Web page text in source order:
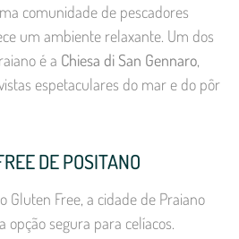
comunidade de pescadores
um ambiente relaxante. Um dos
é a Chiesa di San Gennaro,
espetaculares do mar e do pôr
DE POSITANO
Gluten Free, a cidade de Praiano
segura para celíacos.